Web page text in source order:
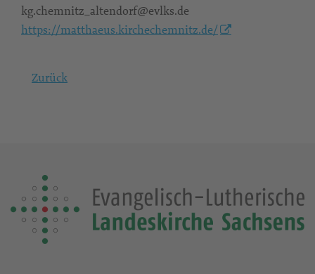
kg.chemnitz_altendorf@evlks.de
https://matthaeus.kirchechemnitz.de/
Zurück